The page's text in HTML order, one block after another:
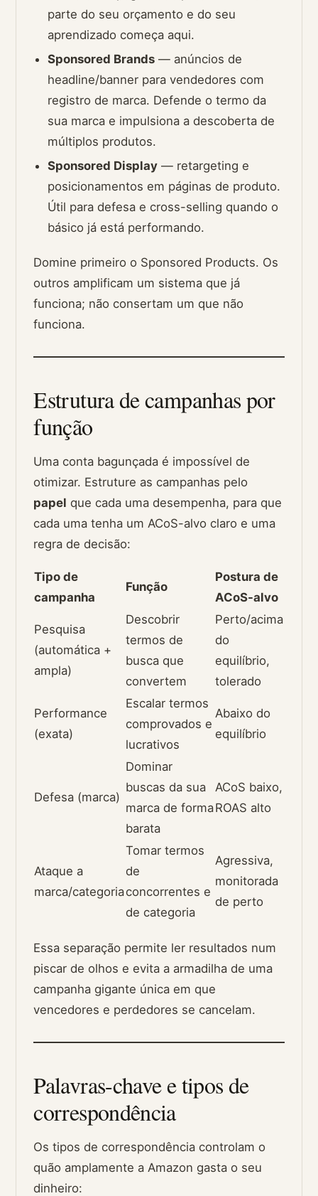
parte do seu orçamento e do seu
aprendizado começa aqui.
Sponsored Brands — anúncios de
headline/banner para vendedores com
registro de marca. Defende o termo da
sua marca e impulsiona a descoberta de
múltiplos produtos.
Sponsored Display — retargeting e
posicionamentos em páginas de produto.
Útil para defesa e cross-selling quando o
básico já está performando.
Domine primeiro o Sponsored Products. Os
outros amplificam um sistema que já
funciona; não consertam um que não
funciona.
Estrutura de campanhas por
função
Uma conta bagunçada é impossível de
otimizar. Estruture as campanhas pelo
papel que cada uma desempenha, para que
cada uma tenha um ACoS-alvo claro e uma
regra de decisão:
Tipo de
campanha
Função
Postura de
ACoS-alvo
Pesquisa
(automática +
ampla)
Descobrir
termos de
busca que
convertem
Perto/acima
do
equilíbrio,
tolerado
Performance
(exata)
Escalar termos
comprovados e
lucrativos
Abaixo do
equilíbrio
Defesa (marca)
Dominar
buscas da sua
marca de forma
barata
ACoS baixo,
ROAS alto
Ataque a
marca/categoria
Tomar termos
de
concorrentes e
de categoria
Agressiva,
monitorada
de perto
Essa separação permite ler resultados num
piscar de olhos e evita a armadilha de uma
campanha gigante única em que
vencedores e perdedores se cancelam.
Palavras-chave e tipos de
correspondência
Os tipos de correspondência controlam o
quão amplamente a Amazon gasta o seu
dinheiro: